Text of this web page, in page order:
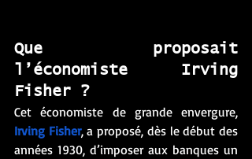
Que proposait
l’économiste Irving
Fisher ?
Irving Fisher, a proposé, dès le début des
années 1930, d’imposer aux banques un